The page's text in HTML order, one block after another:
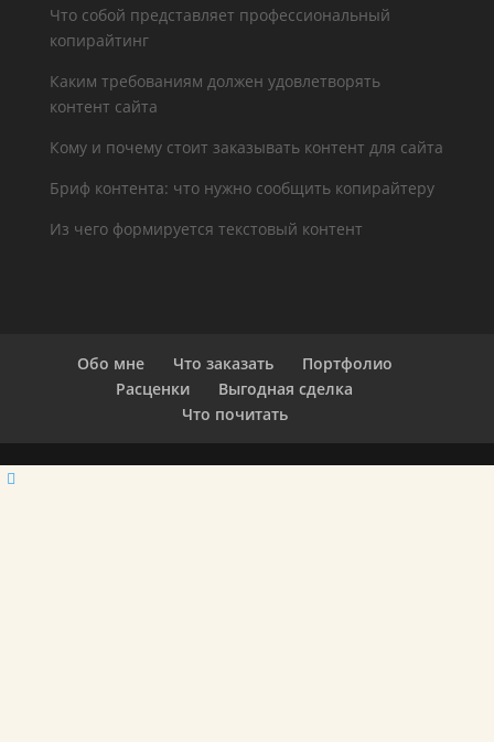
Что собой представляет профессиональный
копирайтинг
Каким требованиям должен удовлетворять
контент сайта
Кому и почему стоит заказывать контент для сайта
Бриф контента: что нужно сообщить копирайтеру
Из чего формируется текстовый контент
Обо мне Что заказать
Портфолио
Расценки
Выгодная сделка
Что почитать